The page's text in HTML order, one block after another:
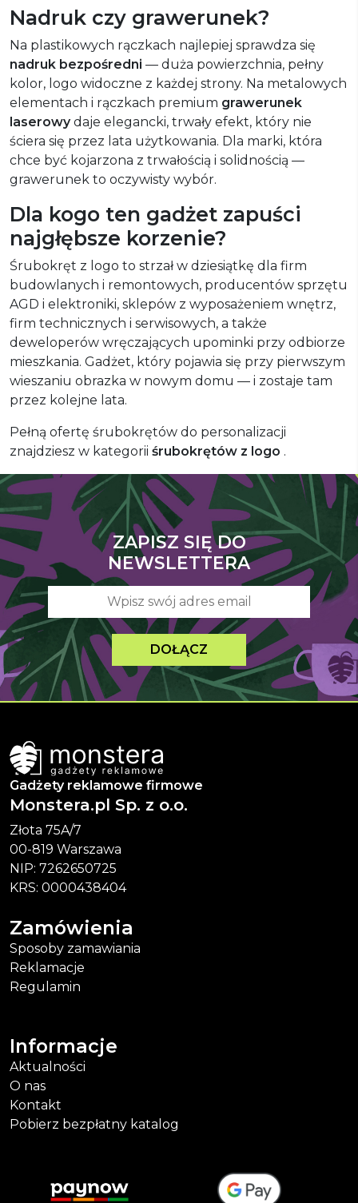
Nadruk czy grawerunek?
Na plastikowych rączkach najlepiej sprawdza się
nadruk bezpośredni — duża powierzchnia, pełny
kolor, logo widoczne z każdej strony. Na metalowych
elementach i rączkach premium grawerunek
laserowydaje elegancki, trwały efekt, który nie
ściera się przez lata użytkowania. Dla marki, która
chce być kojarzona z trwałością i solidnością —
grawerunek to oczywisty wybór.
Dla kogo ten gadżet zapuści
najgłębsze korzenie?
Śrubokręt z logo to strzał w dziesiątkę dla firm
budowlanych i remontowych, producentów sprzętu
AGD i elektroniki, sklepów z wyposażeniem wnętrz,
firm technicznych i serwisowych, a także
deweloperów wręczających upominki przy odbiorze
mieszkania. Gadżet, który pojawia się przy pierwszym
wieszaniu obrazka w nowym domu — i zostaje tam
przez kolejne lata.
Pełną ofertę śrubokrętów do personalizacji
znajdziesz w kategorii śrubokrętów z logo .
ZAPISZ SIĘ DO
NEWSLETTERA
DOŁĄCZ
Gadżety reklamowe firmowe
Monstera.pl Sp. z o.o.
Złota 75A/7
00-819 Warszawa
NIP: 7262650725
KRS: 0000438404
Zamówienia
Sposoby zamawiania
Reklamacje
Regulamin
Informacje
Aktualności
O nas
Kontakt
Pobierz bezpłatny katalog